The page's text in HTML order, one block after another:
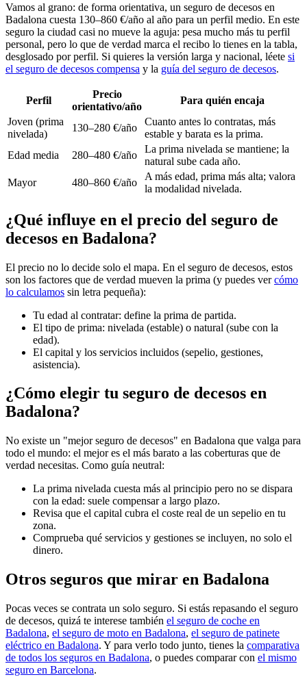
Vamos al grano: de forma orientativa, un seguro de decesos en
Badalona cuesta 130–860 €/año al año para un perfil medio. En este
seguro la ciudad casi no mueve la aguja: pesa mucho más tu perfil
personal, pero lo que de verdad marca el recibo lo tienes en la tabla,
desglosado por perfil. Si quieres la versión larga y nacional, léete si
el seguro de decesos compensa y la guía del seguro de decesos.
Perfil
Precio
orientativo/año
Para quién encaja
Joven (prima
nivelada)
130–280 €/año
Cuanto antes lo contratas, más
estable y barata es la prima.
Edad media
280–480 €/año
La prima nivelada se mantiene; la
natural sube cada año.
Mayor
480–860 €/año
A más edad, prima más alta; valora
la modalidad nivelada.
¿Qué influye en el precio del seguro de
decesos en Badalona?
El precio no lo decide solo el mapa. En el seguro de decesos, estos
son los factores que de verdad mueven la prima (y puedes vercómo
lo calculamos sin letra pequeña):
Tu edad al contratar: define la prima de partida.
El tipo de prima: nivelada (estable) o natural (sube con la
edad).
El capital y los servicios incluidos (sepelio, gestiones,
asistencia).
¿Cómo elegir tu seguro de decesos en
Badalona?
No existe un "mejor seguro de decesos" en Badalona que valga para
todo el mundo: el mejor es el más barato a las coberturas que de
verdad necesitas. Como guía neutral:
La prima nivelada cuesta más al principio pero no se dispara
con la edad: suele compensar a largo plazo.
Revisa que el capital cubra el coste real de un sepelio en tu
zona.
Comprueba qué servicios y gestiones se incluyen, no solo el
dinero.
Otros seguros que mirar en Badalona
Pocas veces se contrata un solo seguro. Si estás repasando el seguro
de decesos, quizá te interese también el seguro de coche en
Badalona, el seguro de moto en Badalona, el seguro de patinete
eléctrico en Badalona. Y para verlo todo junto, tienes la comparativa
de todos los seguros en Badalona, o puedes comparar con el mismo
seguro en Barcelona.